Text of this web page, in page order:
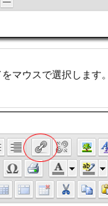
マウスで選択します。